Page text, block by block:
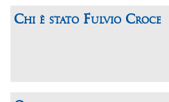
Chi è stato Fulvio Croce